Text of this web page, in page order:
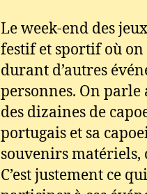
Le week-end des
festif et sportif où on
durant d’autres
personnes. On parle
des dizaines de
portugais et sa
souvenirs matériels,
C’est justement ce